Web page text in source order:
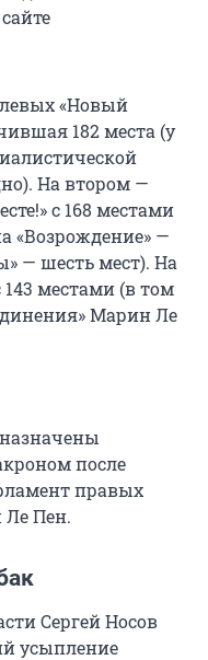
«Новый
182 места (у
На втором —
с 168 местами
«Возрождение» —
— шесть мест). На
местами (в том
Марин Ле
после
правых
Ле Пен.
Сергей Носов
усыпление